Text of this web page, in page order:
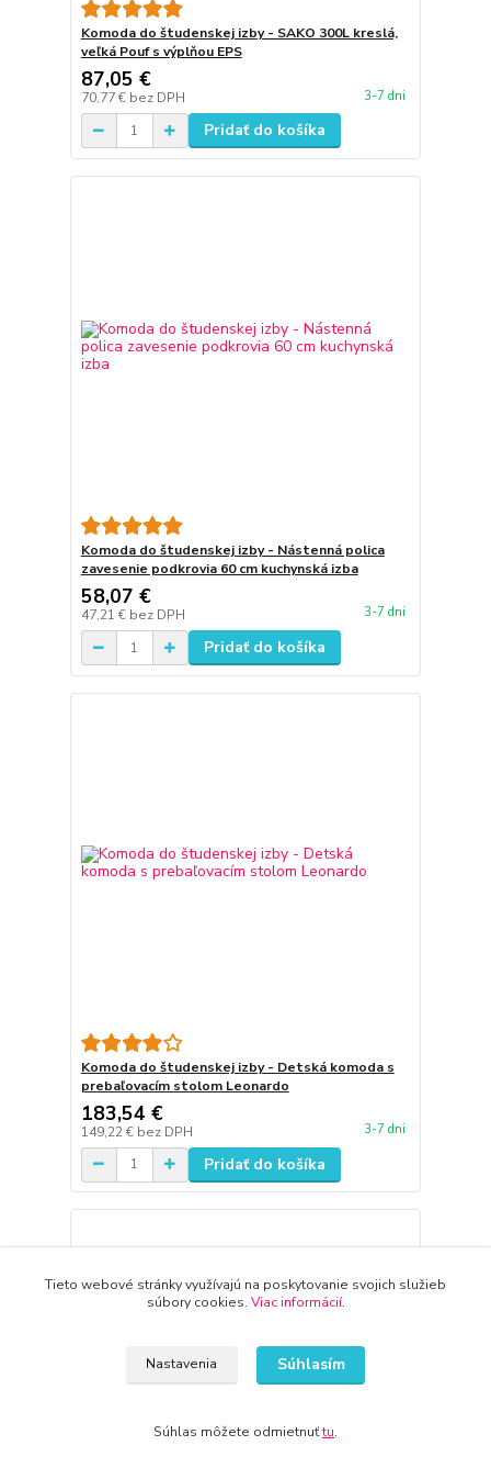
Komoda do študenskej izby - SAKO 300L kreslá,
veľká Pouf s výplňou EPS
87,05 €
70,77 € bez DPH 3-7 dni
Pridať do košíka
Komoda do študenskej izby - Nástenná polica
zavesenie podkrovia 60 cm kuchynská izba
58,07 €
47,21 € bez DPH 3-7 dni
Pridať do košíka
Komoda do študenskej izby - Detská komoda s
prebaľovacím stolom Leonardo
183,54 €
149,22 € bez DPH 3-7 dni
Pridať do košíka
Tieto webové stránky využívajú na poskytovanie svojich služieb
súbory cookies. Viac informácií.
Nastavenia Súhlasím
Súhlas môžete odmietnuťtu.